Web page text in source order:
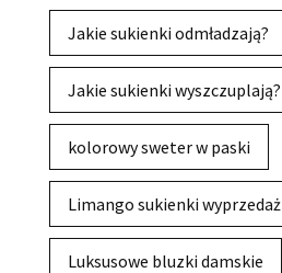
Jakie sukienki odmładzają?
Jakie sukienki wyszczuplają?
kolorowy sweter w paski
Limango sukienki wyprzedaż
Luksusowe bluzki damskie